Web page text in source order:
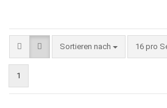
Sortieren nach
Sortieren nach 16 pro
pro Seite
1